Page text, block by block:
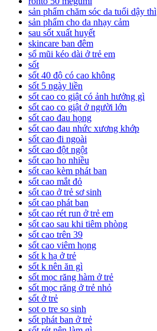
sản phẩm chăm sóc da tuổi dậy thì
sản phẩm cho da nhạy cảm
sau sốt xuất huyết
skincare ban đêm
sổ mũi kéo dài ở trẻ em
sốt
sốt 40 độ có cao không
sốt 5 ngày liền
sốt cao co giật có ảnh hưởng gì
sốt cao co giật ở người lớn
sốt cao đau họng
sốt cao đau nhức xương khớp
sốt cao đi ngoài
sốt cao đột ngột
sốt cao ho nhiều
sốt cao kèm phát ban
sốt cao mắt đỏ
sốt cao ở trẻ sơ sinh
sốt cao phát ban
sốt cao rét run ở trẻ em
sốt cao sau khi tiêm phòng
sốt cao trên 39
sốt cao viêm họng
sốt k hạ ở trẻ
sốt k nên ăn gì
sốt mọc răng hàm ở trẻ
sốt mọc răng ở trẻ nhỏ
sốt ở trẻ
sot o tre so sinh
sốt phát ban ở trẻ